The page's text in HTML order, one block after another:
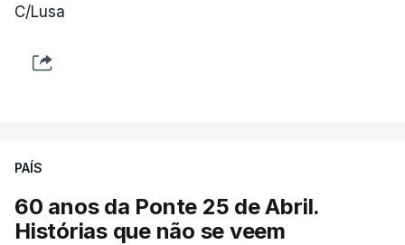
C/Lusa
PAÍS
60 anos da Ponte 25 de Abril.
Histórias que não se veem